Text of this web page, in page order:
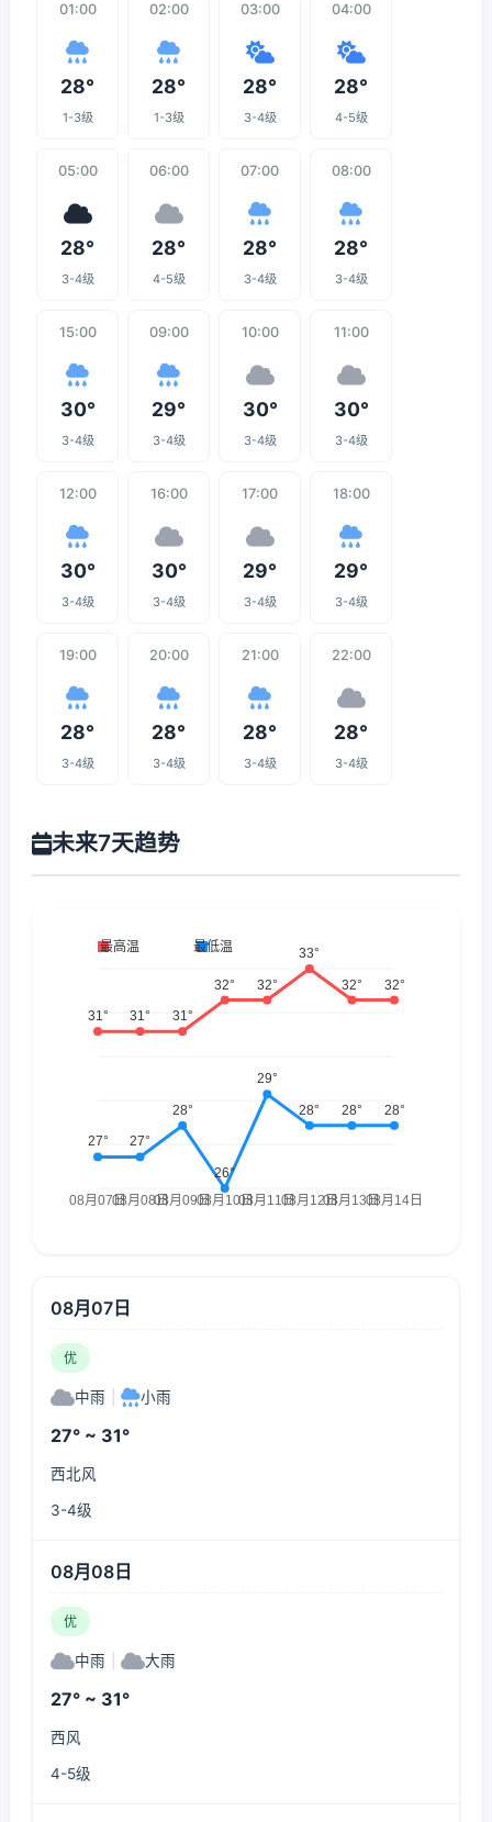
01:00
28°
1-3级
02:00
28°
1-3级
03:00
28°
3-4级
04:00
28°
4-5级
05:00
28°
3-4级
06:00
28°
4-5级
07:00
28°
3-4级
08:00
28°
3-4级
15:00
30°
3-4级
09:00
29°
3-4级
10:00
30°
3-4级
11:00
30°
3-4级
12:00
30°
3-4级
16:00
30°
3-4级
17:00
29°
3-4级
18:00
29°
3-4级
19:00
28°
3-4级
20:00
28°
3-4级
21:00
28°
3-4级
22:00
28°
3-4级
未来7天趋势
08月07日
优
中雨 小雨
27° ~ 31°
西北风
3-4级
08月08日
优
中雨 大雨
27° ~ 31°
西风
4-5级